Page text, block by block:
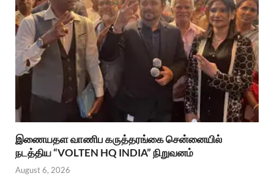
இணையதள வாணிப கருத்தரங்கை சென்னையில்
நடத்திய “VOLTEN HQ INDIA” நிறுவனம்
August 6, 2026